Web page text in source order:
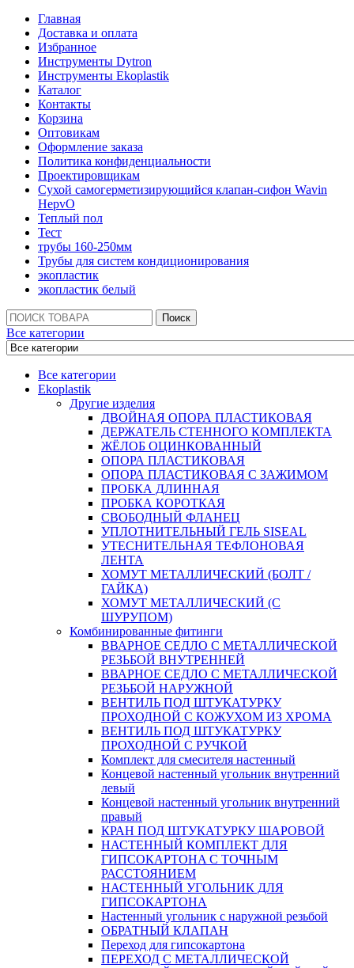
Главная
Доставка и оплата
Избранное
Инструменты Dytron
Инструменты Ekoplastik
Каталог
Контакты
Корзина
Оптовикам
Оформление заказа
Политика конфиденциальности
Проектировщикам
Сухой самогерметизирующийся клапан-сифон Wavin
HepvO
Теплый пол
Тест
трубы 160-250мм
Трубы для систем кондиционирования
экопластик
экопластик белый
Поиск:
Поиск
Все категории
Все категории
Ekoplastik
Другие изделия
ДВОЙНАЯ ОПОРА ПЛАСТИКОВАЯ
ДЕРЖАТЕЛЬ СТЕННОГО КОМПЛЕКТА
ЖЁЛОБ ОЦИНКОВАННЫЙ
ОПОРА ПЛАСТИКОВАЯ
ОПОРА ПЛАСТИКОВАЯ С ЗАЖИМОМ
ПРОБКА ДЛИННАЯ
ПРОБКА КОРОТКАЯ
СВОБОДНЫЙ ФЛАНЕЦ
УПЛОТНИТЕЛЬНЫЙ ГЕЛЬ SISEAL
УТЕСНИТЕЛЬНАЯ ТЕФЛОНОВАЯ
ЛЕНТА
ХОМУТ МЕТАЛЛИЧЕСКИЙ (БОЛТ /
ГАЙКА)
ХОМУТ МЕТАЛЛИЧЕСКИЙ (С
ШУРУПОМ)
Комбинированные фитинги
ВВАРНОЕ СЕДЛО С МЕТАЛЛИЧЕСКОЙ
РЕЗЬБОЙ ВНУТРЕННЕЙ
ВВАРНОЕ СЕДЛО С МЕТАЛЛИЧЕСКОЙ
РЕЗЬБОЙ НАРУЖНОЙ
ВЕНТИЛЬ ПОД ШТУКАТУРКУ
ПРОХОДНОЙ С КОЖУХОМ ИЗ ХРОМА
ВЕНТИЛЬ ПОД ШТУКАТУРКУ
ПРОХОДНОЙ С РУЧКОЙ
Комплект для смесителя настенный
Концевой настенный угольник внутренний
левый
Концевой настенный угольник внутренний
правый
КРАН ПОД ШТУКАТУРКУ ШАРОВОЙ
НАСТЕННЫЙ КОМПЛЕКТ ДЛЯ
ГИПСОКАРТОНA С ТОЧНЫМ
РАССТОЯНИЕМ
НАСТЕННЫЙ УГОЛЬНИК ДЛЯ
ГИПСОКАРТОНА
Настенный угольник с наружной резьбой
ОБРАТНЫЙ КЛАПАН
Переход для гипсокартона
ПЕРЕХОД С МЕТАЛЛИЧЕСКОЙ